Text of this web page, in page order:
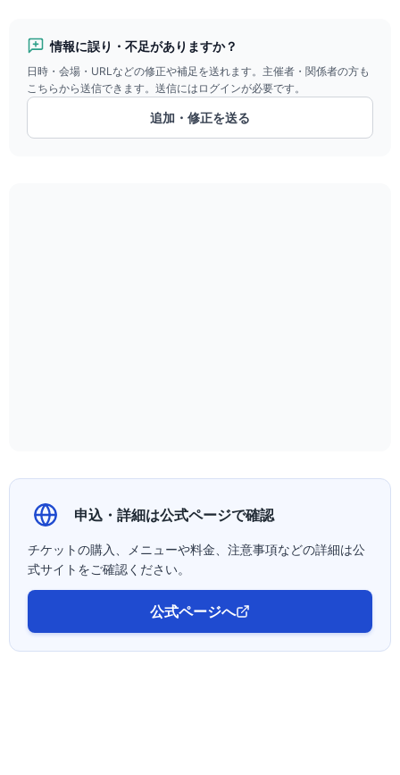
情報に誤り・不足がありますか？
日時・会場・URLなどの修正や補足を送れます。主催者・関係者の方も
こちらから送信できます。送信にはログインが必要です。
追加・修正を送る
申込・詳細は公式ページで確認
チケットの購入、メニューや料金、注意事項などの詳細は公
式サイトをご確認ください。
公式ページへ